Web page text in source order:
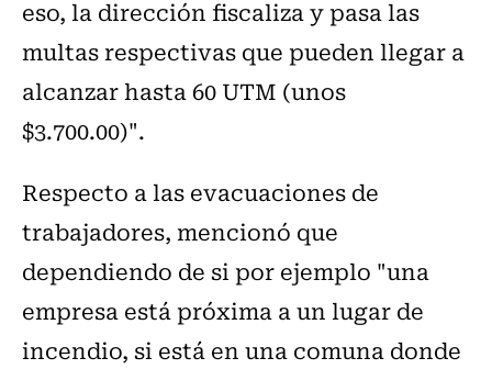
eso, la dirección fiscaliza y pasa las
multas respectivas que pueden llegar a
alcanzar hasta 60 UTM (unos
$3.700.00)".
Respecto a las evacuaciones de
trabajadores, mencionó que
dependiendo de si por ejemplo "una
empresa está próxima a un lugar de
incendio, si está en una comuna donde